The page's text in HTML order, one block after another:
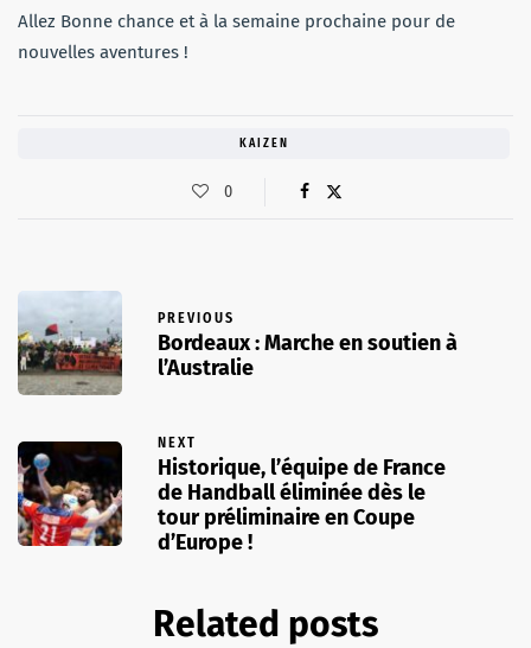
Allez Bonne chance et à la semaine prochaine pour de
nouvelles aventures !
KAIZEN
0
PREVIOUS
Bordeaux : Marche en soutien à
l’Australie
NEXT
Historique, l’équipe de France
de Handball éliminée dès le
tour préliminaire en Coupe
d’Europe !
Related posts